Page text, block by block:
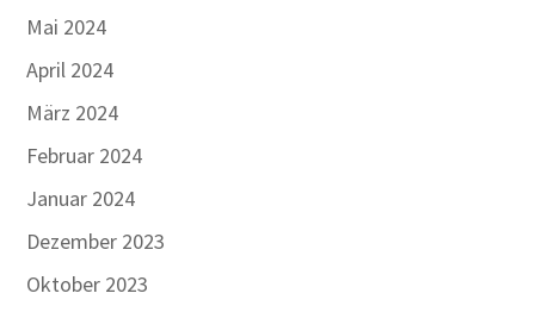
Mai 2024
April 2024
März 2024
Februar 2024
Januar 2024
Dezember 2023
Oktober 2023